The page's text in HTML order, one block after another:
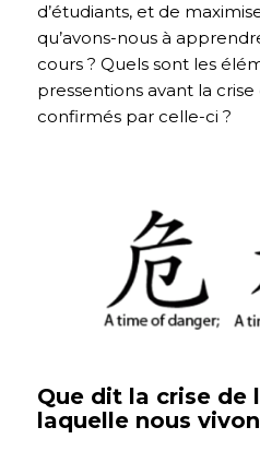
d’étudiants, et de
qu’avons-nous à
cours ? Quels sont les
pressentions avant la
confirmés par celle-ci ?
Que dit la crise de
laquelle nous